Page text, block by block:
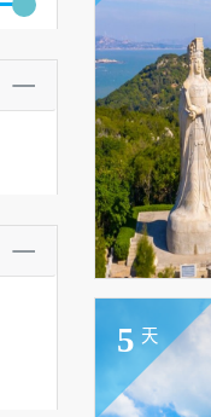
5 天